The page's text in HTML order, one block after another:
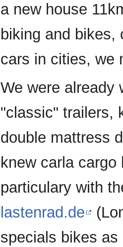
a new house
biking and bikes,
cars in cities, we
We were already
"classic" trailers,
double mattress
knew carla
particulary with
lastenrad.de
specials bikes